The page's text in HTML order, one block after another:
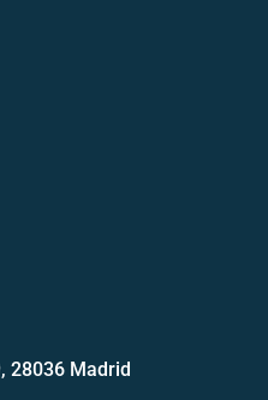
28036 Madrid